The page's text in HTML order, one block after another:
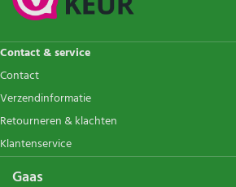
Contact & service
Contact
Verzendinformatie
Retourneren & klachten
Klantenservice
Gaas